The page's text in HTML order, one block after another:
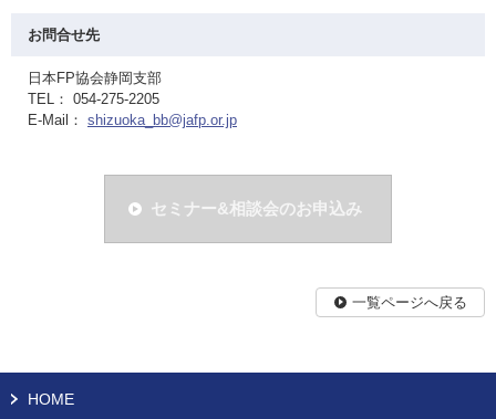
お問合せ先
日本FP協会静岡支部
TEL： 054-275-2205
E-Mail： shizuoka_bb@jafp.or.jp
セミナー&相談会のお申込み
一覧ページへ戻る
HOME